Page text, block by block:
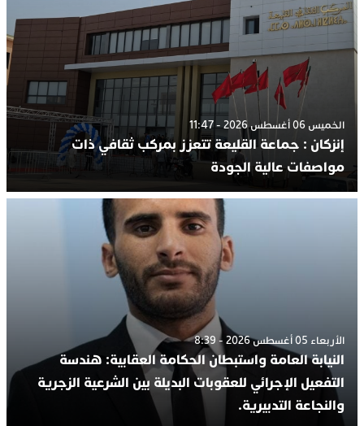
الخميس 06 أغسطس 2026 - 11:47
إنزكان : جماعة القليعة تتعزز بمركب ثقافي ذات
مواصفات عالية الجودة
الأربعاء 05 أغسطس 2026 - 8:39
النيابة العامة واستبطان الحكامة العقابية: هندسة
التفعيل الإجرائي للعقوبات البديلة بين الشرعية الزجرية
والنجاعة التدبيرية.